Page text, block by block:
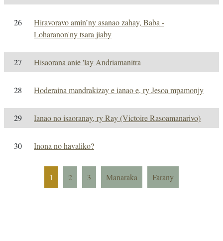
26
Hiravoravo amin’ny asanao zahay, Baba -
Loharanon'ny tsara jiaby
27 Hisaorana anie 'lay Andriamanitra
28 Hoderaina mandrakizay e ianao e, ry Jesoa mpamonjy
29 Ianao no isaoranay, ry Ray (Victoire Rasoamanarivo)
30 Inona no havaliko?
1 2 3 Manaraka Farany